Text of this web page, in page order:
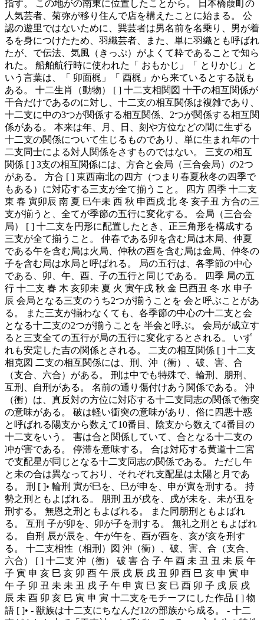
指す。 この地がの南東に位置したことから。 日本橋葭町の
人気芸者、菊弥が移り住んで店を構えたことに始まる。 公
認の遊里ではないために、巽芸者は男名前を名乗り、男が着
るを身につけたため、羽織芸者、また、単に羽織とも呼ばれ
たが、で伝法、気風（きっぷ）がよくて粋であることで知ら
れた。 船舶航行時に使われた「 おもかじ」「 とりかじ」と
いう言葉は、「 卯面梶」「 酉梶」から来ているとする説も
ある。 十二生肖（動物） [ ] 十二支相関図 十干の相互関係が
干合だけであるのに対し、十二支の相互関係は複雑であり、
十二支に中の3つが関係する相互関係、2つが関係する相互関
係がある。 本来は年、月、日、刻や方位などの間に生ずる
十二支の関係について生じるものであり、単に生まれ年の十
二支同士による対人関係をさすものではない。 三支の相互
関係 [ ] 3支の相互関係には、方合と会局（三合会局）の2つ
がある。 方合 [ ] 東西南北の四方（つまり春夏秋冬の四季で
もある）に対応する三支が全て揃うこと。 四方 四季 十二支
東 春 寅卯辰 南 夏 巳午未 西 秋 申酉戌 北 冬 亥子丑 方合の三
支が揃うと、全てが季節の五行に変化する。 会局（三合会
局） [ ] 十二支を円形に配置したとき、正三角形を構成する
三支が全て揃うこと。 仲春である卯を含む局は木局、仲夏
である午を含む局は火局、仲秋の酉を含む局は金局、仲冬の
子を含む局は水局と呼ばれる。 局の五行は、各季節の中心
である、卯、午、酉、子の五行と同じである。 四季 局の五
行 十二支 春 木 亥卯未 夏 火 寅午戌 秋 金 巳酉丑 冬 水 申子
辰 会局となる三支のうち2つが揃うことを 会と呼ぶことがあ
る。 また三支が揃わなくても、各季節の中心の十二支と会
となる十二支の2つが揃うことを 半会と呼ぶ。 会局が成立す
ると三支全ての五行が局の五行に変化するとされる。 いず
れも安定した吉の関係とされる。 二支の相互関係 [ ] 十二支
相克図 二支の相互関係には、刑、沖（衝）、破、害、合
（支合、六合）がある。 刑は中でも特殊で、輪刑、朋刑、
互刑、自刑がある。 名前の通り傷付けあう関係である。 沖
（衝）は、真反対の方位に対応する十二支同志の関係で衝突
の意味がある。 破は軽い衝突の意味があり、俗に四悪十惑
と呼ばれる陽支から数えて10番目、陰支から数えて4番目の
十二支をいう。 害は合と関係していて、合となる十二支の
冲が害である。 停滞を意味する。 合は対応する黄道十二宮
で支配星が同じとなる十二支同志の関係である。 ただし午
と未の合は異なっており、それぞれ支配星は太陽と月であ
る。 刑 [ ]• 輪刑 寅が巳を、巳が申を、申が寅を刑する。 持
勢之刑ともよばれる。 朋刑 丑が戌を、戌が未を、未が丑を
刑する。 無恩之刑ともよばれる。 また同朋刑ともよばれ
る。 互刑 子が卯を、卯が子を刑する。 無礼之刑ともよばれ
る。 自刑 辰が辰を、午が午を、酉が酉を、亥が亥を刑す
る。 十二支相性（相刑）図 沖（衝）、破、害、合（支合、
六合） [ ] 十二支 沖（衝） 破 害 合 子 午 酉 未 丑 丑 未 辰 午
子 寅 申 亥 巳 亥 卯 酉 午 辰 戌 辰 戌 丑 卯 酉 巳 亥 申 寅 申
午 子 卯 丑 未 未 丑 戌 子 午 申 寅 巳 亥 巳 酉 卯 子 戌 辰 戌
辰 未 酉 卯 亥 巳 寅 申 寅 十二支をモチーフにした作品 [ ] 物
語 [ ]• - 獣族は十二支にちなんだ12の部族から成る。 - 十二